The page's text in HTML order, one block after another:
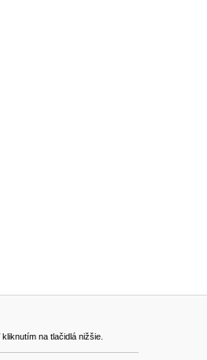
na tlačidlá nižšie.